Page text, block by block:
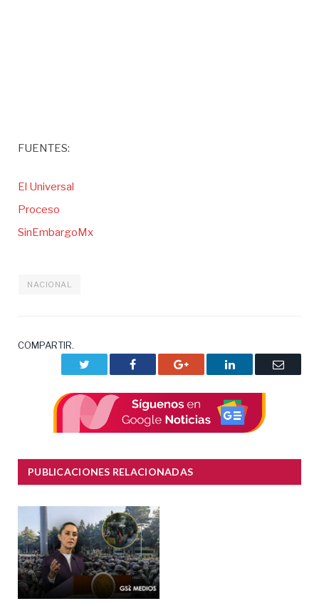
FUENTES:
El Universal
Proceso
SinEmbargoMx
NACIONAL
COMPARTIR.
Facebook Google+ LinkedIn
Correo
PUBLICACIONES RELACIONADAS